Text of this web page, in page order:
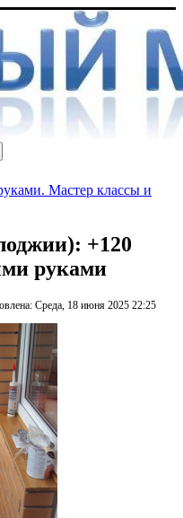
Мастер классы и
+120
руками
Среда, 18 июня 2025 22:25